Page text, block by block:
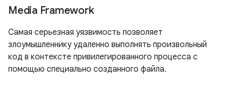
Media Framework
Самая серьезная уязвимость позволяет
злоумышленнику удаленно выполнять произвольный
код в контексте привилегированного процесса с
помощью специально созданного файла.